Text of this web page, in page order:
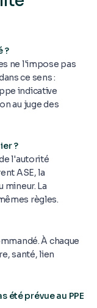
?
ne l'impose pas
ce sens :
indicative
au juge des
?
l'autorité
ASE, la
La
règles.
À chaque
santé, lien
été prévue au PPE